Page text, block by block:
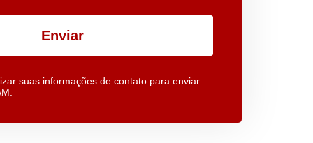
Enviar
suas informações de contato para enviar